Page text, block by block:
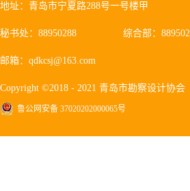
地址：青岛市宁夏路288号一号楼甲
秘书处：88950288 综合部：
邮箱：qdkcsj@163.com
Copyright ©2018 - 2021 青岛市勘察设计协会
鲁公网安备 37020202000065号